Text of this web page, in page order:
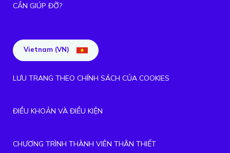
CẦN GIÚP ĐỠ?
Vietnam (VN)
LƯU TRANG THEO CHÍNH SÁCH CỦA COOKIES
ĐIỀU KHOẢN VÀ ĐIỀU KIỆN
CHƯƠNG TRÌNH THÀNH VIÊN THÂN THIẾT